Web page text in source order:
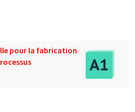
pour la fabrication